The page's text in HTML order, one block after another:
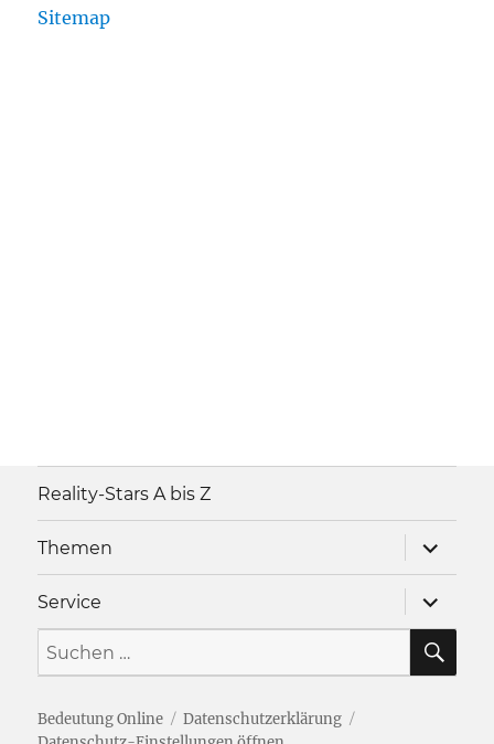
Sitemap
Reality-Stars A bis Z
Themen
anzeigen
Service
anzeigen
Suche
nach:
Bedeutung Online
Datenschutzerklärung